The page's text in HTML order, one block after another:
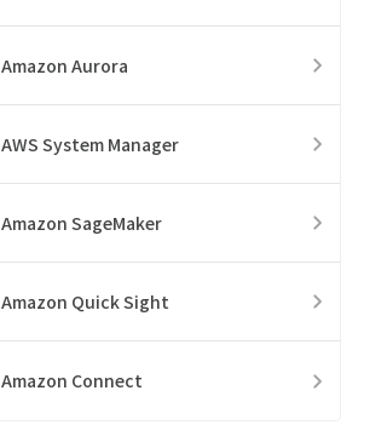
Amazon Aurora
AWS System Manager
Amazon SageMaker
Amazon Quick Sight
Amazon Connect